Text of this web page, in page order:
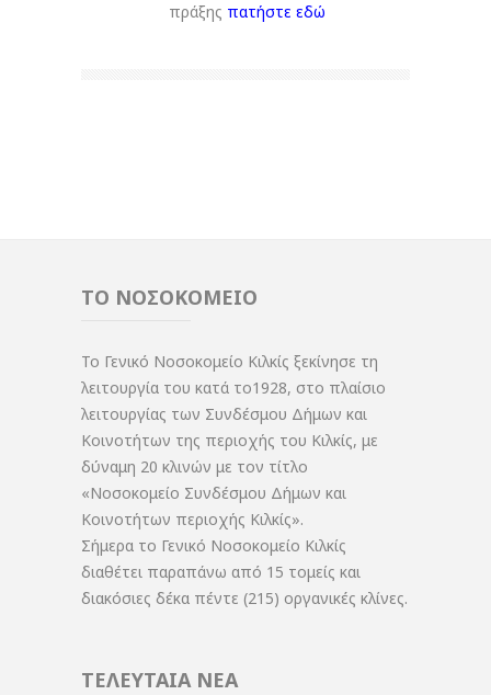
πράξης πατήστε εδώ
ΤΟ ΝΟΣΟΚΟΜΕΙΟ
Το Γενικό Νοσοκομείο Κιλκίς ξεκίνησε τη
λειτουργία του κατά το1928, στο πλαίσιο
λειτουργίας των Συνδέσμου Δήμων και
Κοινοτήτων της περιοχής του Κιλκίς, με
δύναμη 20 κλινών με τον τίτλο
«Νοσοκομείο Συνδέσμου Δήμων και
Κοινοτήτων περιοχής Κιλκίς».
Σήμερα το Γενικό Νοσοκομείο Κιλκίς
διαθέτει παραπάνω από 15 τομείς και
διακόσιες δέκα πέντε (215) οργανικές κλίνες.
ΤΕΛΕΥΤΑΙΑ ΝΕΑ